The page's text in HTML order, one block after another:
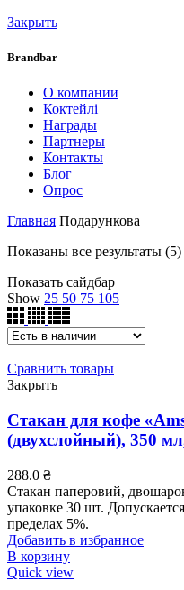
Закрыть
Brandbar
О компании
Коктейлі
Награды
Партнеры
Контакты
Блог
Опрос
Главная Подарункова
Показаны все результаты (5)
Показать сайдбар
Show 25 50 75 105
Сравнить товары
Закрыть
Стакан для кофе
(двухслойный), 350
288.0 ₴
Стакан паперовий,
упаковке 30 шт.
пределах 5%.
Добавить в избранное
В корзину
Quick view